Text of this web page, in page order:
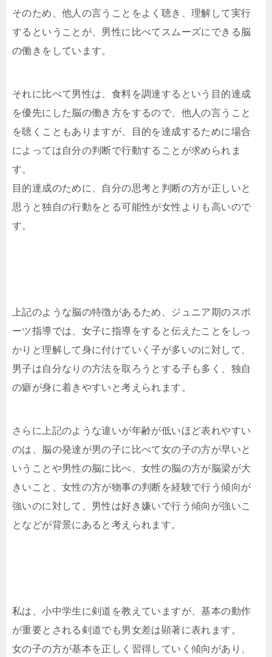
そのため、他人の言うことをよく聴き、理解して実行
するということが、男性に比べてスムーズにできる脳
の働きをしています。
それに比べて男性は、食料を調達するという目的達成
を優先にした脳の働き方をするので、他人の言うこと
を聴くこともありますが、目的を達成するために場合
によっては自分の判断で行動することが求められま
す。
目的達成のために、自分の思考と判断の方が正しいと
思うと独自の行動をとる可能性が女性よりも高いので
す。
上記のような脳の特徴があるため、ジュニア期のスポ
ーツ指導では、女子に指導をすると伝えたことをしっ
かりと理解して身に付けていく子が多いのに対して、
男子は自分なりの方法を取ろうとする子も多く、独自
の癖が身に着きやすいと考えられます。
さらに上記のような違いが年齢が低いほど表れやすい
のは、脳の発達が男の子に比べて女の子の方が早いと
いうことや男性の脳に比べ、女性の脳の方が脳梁が大
きいこと、女性の方が物事の判断を経験で行う傾向が
強いのに対して、男性は好き嫌いで行う傾向が強いこ
となどが背景にあると考えられます。
私は、小中学生に剣道を教えていますが、基本の動作
が重要とされる剣道でも男女差は顕著に表れます。
女の子の方が基本を正しく習得していく傾向があり、